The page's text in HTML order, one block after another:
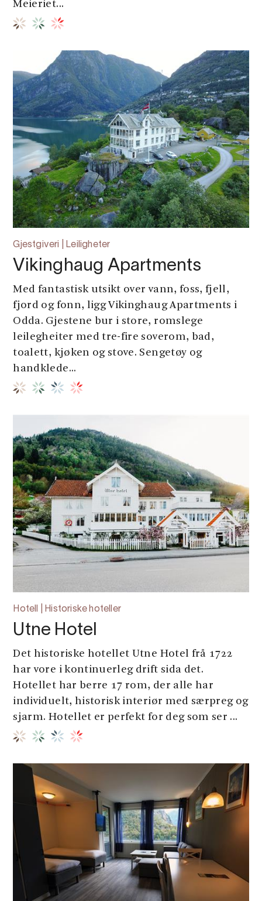
Meieriet...
Gjestgiveri | Leiligheter
Vikinghaug Apartments
Med fantastisk utsikt over vann, foss, fjell,
fjord og fonn, ligg Vikinghaug Apartments i
Odda. Gjestene bur i store, romslege
leilegheiter med tre-fire soverom, bad,
toalett, kjøken og stove. Sengetøy og
handklede...
Hotell | Historiske hoteller
Utne Hotel
Det historiske hotellet Utne Hotel frå 1722
har vore i kontinuerleg drift sida det.
Hotellet har berre 17 rom, der alle har
individuelt, historisk interiør med særpreg og
sjarm. Hotellet er perfekt for deg som ser ...